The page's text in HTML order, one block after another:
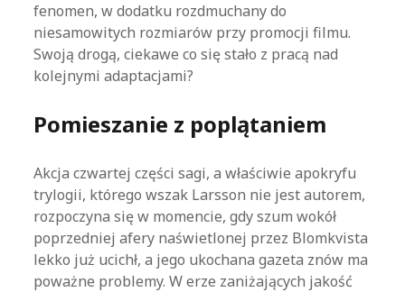
fenomen, w dodatku rozdmuchany do
niesamowitych rozmiarów przy promocji filmu.
Swoją drogą, ciekawe co się stało z pracą nad
kolejnymi adaptacjami?
Pomieszanie z poplątaniem
Akcja czwartej części sagi, a właściwie apokryfu
trylogii, którego wszak Larsson nie jest autorem,
rozpoczyna się w momencie, gdy szum wokół
poprzedniej afery naświetlonej przez Blomkvista
lekko już ucichł, a jego ukochana gazeta znów ma
poważne problemy. W erze zaniżających jakość